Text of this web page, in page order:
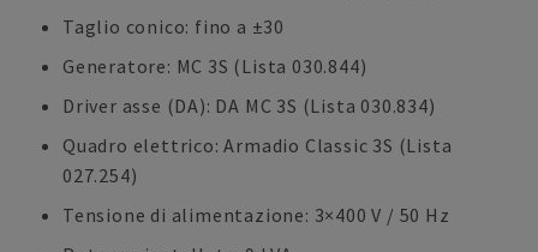
Taglio conico: fino a ±30
Generatore: MC 3S (Lista 030.844)
Driver asse (DA): DA MC 3S (Lista 030.834)
Quadro elettrico: Armadio Classic 3S (Lista
027.254)
Tensione di alimentazione: 3×400 V / 50 Hz